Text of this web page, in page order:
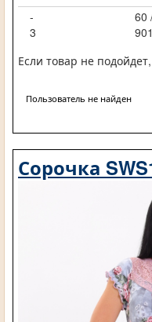
-
60
3
Если товар не
Пользователь не найден
Сорочка